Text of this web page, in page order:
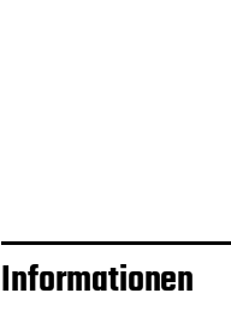
Informationen